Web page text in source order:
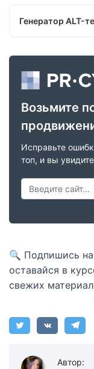
Генератор ALT-
Возьмите
Исправьте
топ, и вы
🔍 Подпишись на
оставайся в
свежих
Автор: